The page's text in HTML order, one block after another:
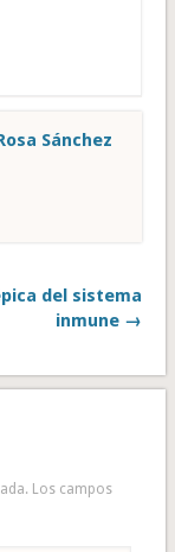
Sánchez
del sistema
inmune →
Los campos